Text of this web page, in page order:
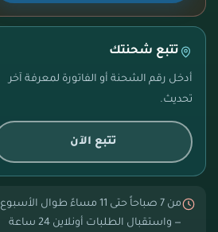
تتبع شحنتك
أدخل رقم الشحنة أو الفاتورة لمعرفة آخر
تحديث.
تتبع الآن
من 7 صباحاً حتى 11 مساءً طوال الأسبوع
— واستقبال الطلبات أونلاين 24 ساعة